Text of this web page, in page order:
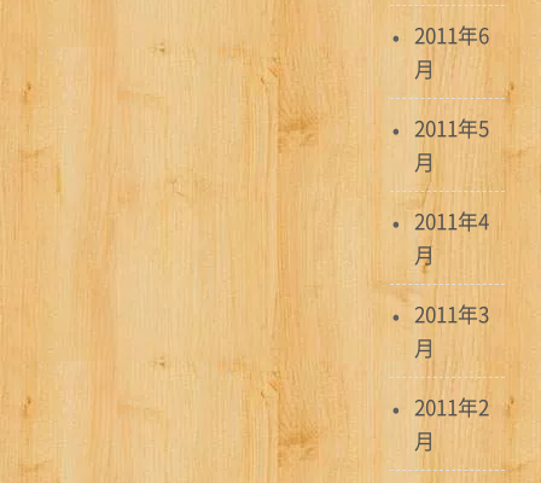
2011年6
月
2011年5
月
2011年4
月
2011年3
月
2011年2
月